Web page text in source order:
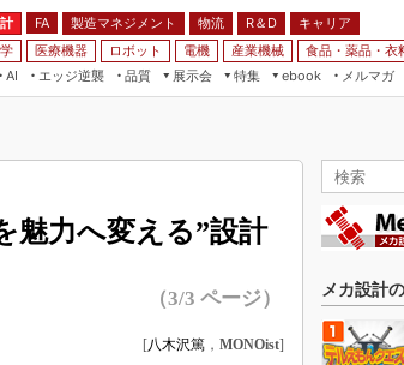
FA 製造マネジメント 物流 R＆D
キャリア
医療機器 ロボット 電機 産業機械 食品・薬品・衣
AI
エッジ逆襲 品質
展示会
特集
VR／AR
フィールドサービス
ebook
FA
メルマガ
魅力へ変える”設計
（3/3 ページ）
[八木沢篤 ， MONOist]
メカ設計